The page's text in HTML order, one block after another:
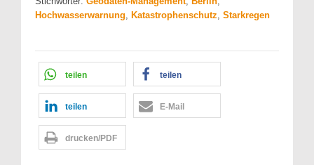
Hochwasserwarnung Katastrophenschutz Starkregen
teilen teilen
teilen E-Mail
drucken/PDF